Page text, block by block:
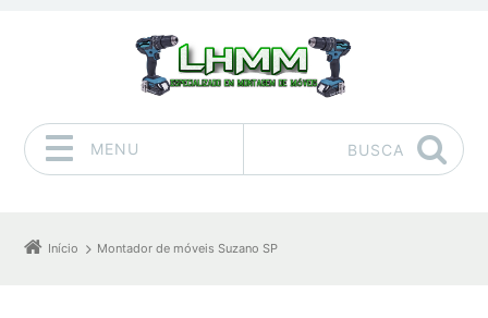
MENU BUSCA
Início Montador de móveis Suzano SP